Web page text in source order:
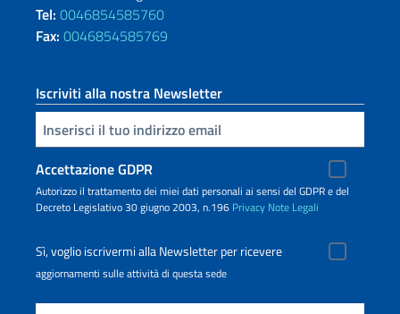
Tel: 0046854585760
Fax: 0046854585769
Iscriviti alla nostra Newsletter
Inserisci la tua email
Accettazione GDPR
Autorizzo il trattamento dei miei dati personali ai sensi del GDPR e del
Decreto Legislativo 30 giugno 2003, n.196 Privacy Note Legali
Sì, voglio iscrivermi alla Newsletter per ricevere
aggiornamenti sulle attività di questa sede